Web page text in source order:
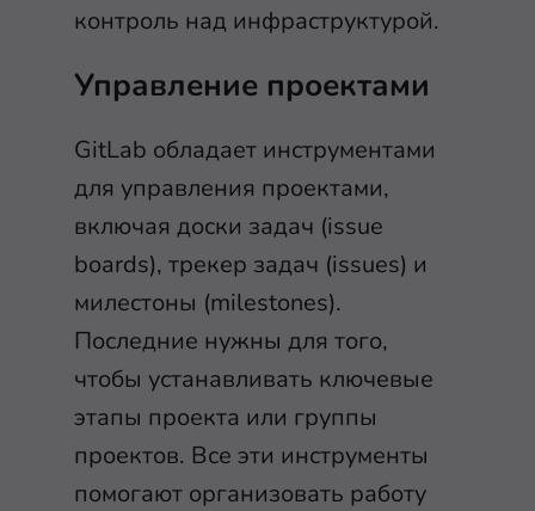
контроль над инфраструктурой.
Управление проектами
GitLab обладает инструментами
для управления проектами,
включая доски задач (issue
boards), трекер задач (issues) и
милестоны (milestones).
Последние нужны для того,
чтобы устанавливать ключевые
этапы проекта или группы
проектов. Все эти инструменты
помогают организовать работу